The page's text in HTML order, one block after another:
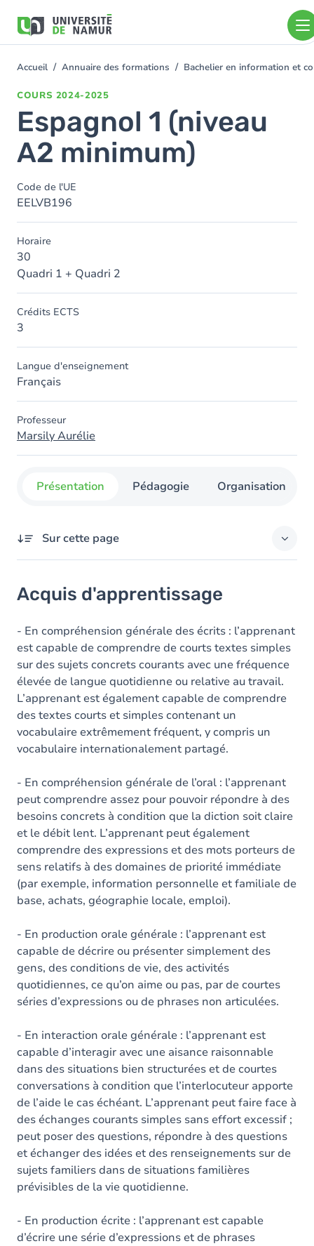
contenu
You
Accueil Annuaire des formations Bachelier en information et
COURS 2024-2025
Espagnol 1 (niveau
A2 minimum)
Code de l'UE
EELVB196
Horaire
30
Quadri 1 + Quadri 2
Crédits ECTS
3
Langue d'enseignement
Français
Professeur
Marsily Aurélie
Présentation Pédagogie Organisation
Sur cette page
Objectifs
Contenu
Exercices
Acquis d'apprentissage
- En compréhension générale des écrits : l’apprenant
est capable de comprendre de courts textes simples
sur des sujets concrets courants avec une fréquence
élevée de langue quotidienne ou relative au travail.
L’apprenant est également capable de comprendre
des textes courts et simples contenant un
vocabulaire extrêmement fréquent, y compris un
vocabulaire internationalement partagé.
- En compréhension générale de l’oral : l’apprenant
peut comprendre assez pour pouvoir répondre à des
besoins concrets à condition que la diction soit claire
et le débit lent. L’apprenant peut également
comprendre des expressions et des mots porteurs de
sens relatifs à des domaines de priorité immédiate
(par exemple, information personnelle et familiale de
base, achats, géographie locale, emploi).
- En production orale générale : l’apprenant est
capable de décrire ou présenter simplement des
gens, des conditions de vie, des activités
quotidiennes, ce qu’on aime ou pas, par de courtes
séries d’expressions ou de phrases non articulées.
- En interaction orale générale : l’apprenant est
capable d’interagir avec une aisance raisonnable
dans des situations bien structurées et de courtes
conversations à condition que l’interlocuteur apporte
de l’aide le cas échéant. L’apprenant peut faire face à
des échanges courants simples sans effort excessif ;
peut poser des questions, répondre à des questions
et échanger des idées et des renseignements sur de
sujets familiers dans de situations familières
prévisibles de la vie quotidienne.
- En production écrite : l’apprenant est capable
d’écrire une série d’expressions et de phrases